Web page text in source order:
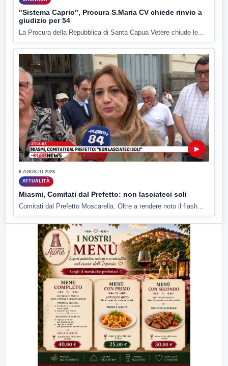
"Sistema Caprio", Procura S.Maria CV chiede rinvio a
giudizio per 54
La Procura della Repubblica di Santa Capua Vetere chiude le...
▶
6 AGOSTO 2026
ATTUALITÀ
Miasmi, Comitati dal Prefetto: non lasciateci soli
Comitati dal Prefetto Moscarella. Oltre a rendere noto il flash...